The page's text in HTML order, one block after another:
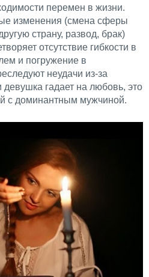
перемен в жизни.
изменения (смена сферы
страну, развод, брак)
отсутствие гибкости в
и погружение в
неудачи из-за
девушка гадает на любовь, это
с доминантным мужчиной.